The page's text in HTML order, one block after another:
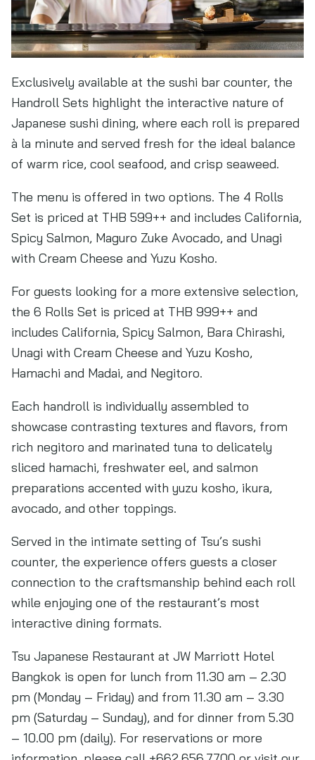
Exclusively available at the sushi bar counter, the
Handroll Sets highlight the interactive nature of
Japanese sushi dining, where each roll is prepared
à la minute and served fresh for the ideal balance
of warm rice, cool seafood, and crisp seaweed.
The menu is offered in two options. The 4 Rolls
Set is priced at THB 599++ and includes California,
Spicy Salmon, Maguro Zuke Avocado, and Unagi
with Cream Cheese and Yuzu Kosho.
For guests looking for a more extensive selection,
the 6 Rolls Set is priced at THB 999++ and
includes California, Spicy Salmon, Bara Chirashi,
Unagi with Cream Cheese and Yuzu Kosho,
Hamachi and Madai, and Negitoro.
Each handroll is individually assembled to
showcase contrasting textures and flavors, from
rich negitoro and marinated tuna to delicately
sliced hamachi, freshwater eel, and salmon
preparations accented with yuzu kosho, ikura,
avocado, and other toppings.
Served in the intimate setting of Tsu’s sushi
counter, the experience offers guests a closer
connection to the craftsmanship behind each roll
while enjoying one of the restaurant’s most
interactive dining formats.
Tsu Japanese Restaurant at JW Marriott Hotel
Bangkok is open for lunch from 11.30 am – 2.30
pm (Monday – Friday) and from 11.30 am – 3.30
pm (Saturday – Sunday), and for dinner from 5.30
– 10.00 pm (daily). For reservations or more